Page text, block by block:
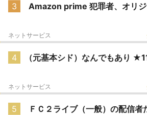
3 Amazon prime 犯罪者、オリ
ネットサービス
4 （元基本シド）なんでもあり
ネットサービス
5
ＦＣ２ライブ（一般）の配信